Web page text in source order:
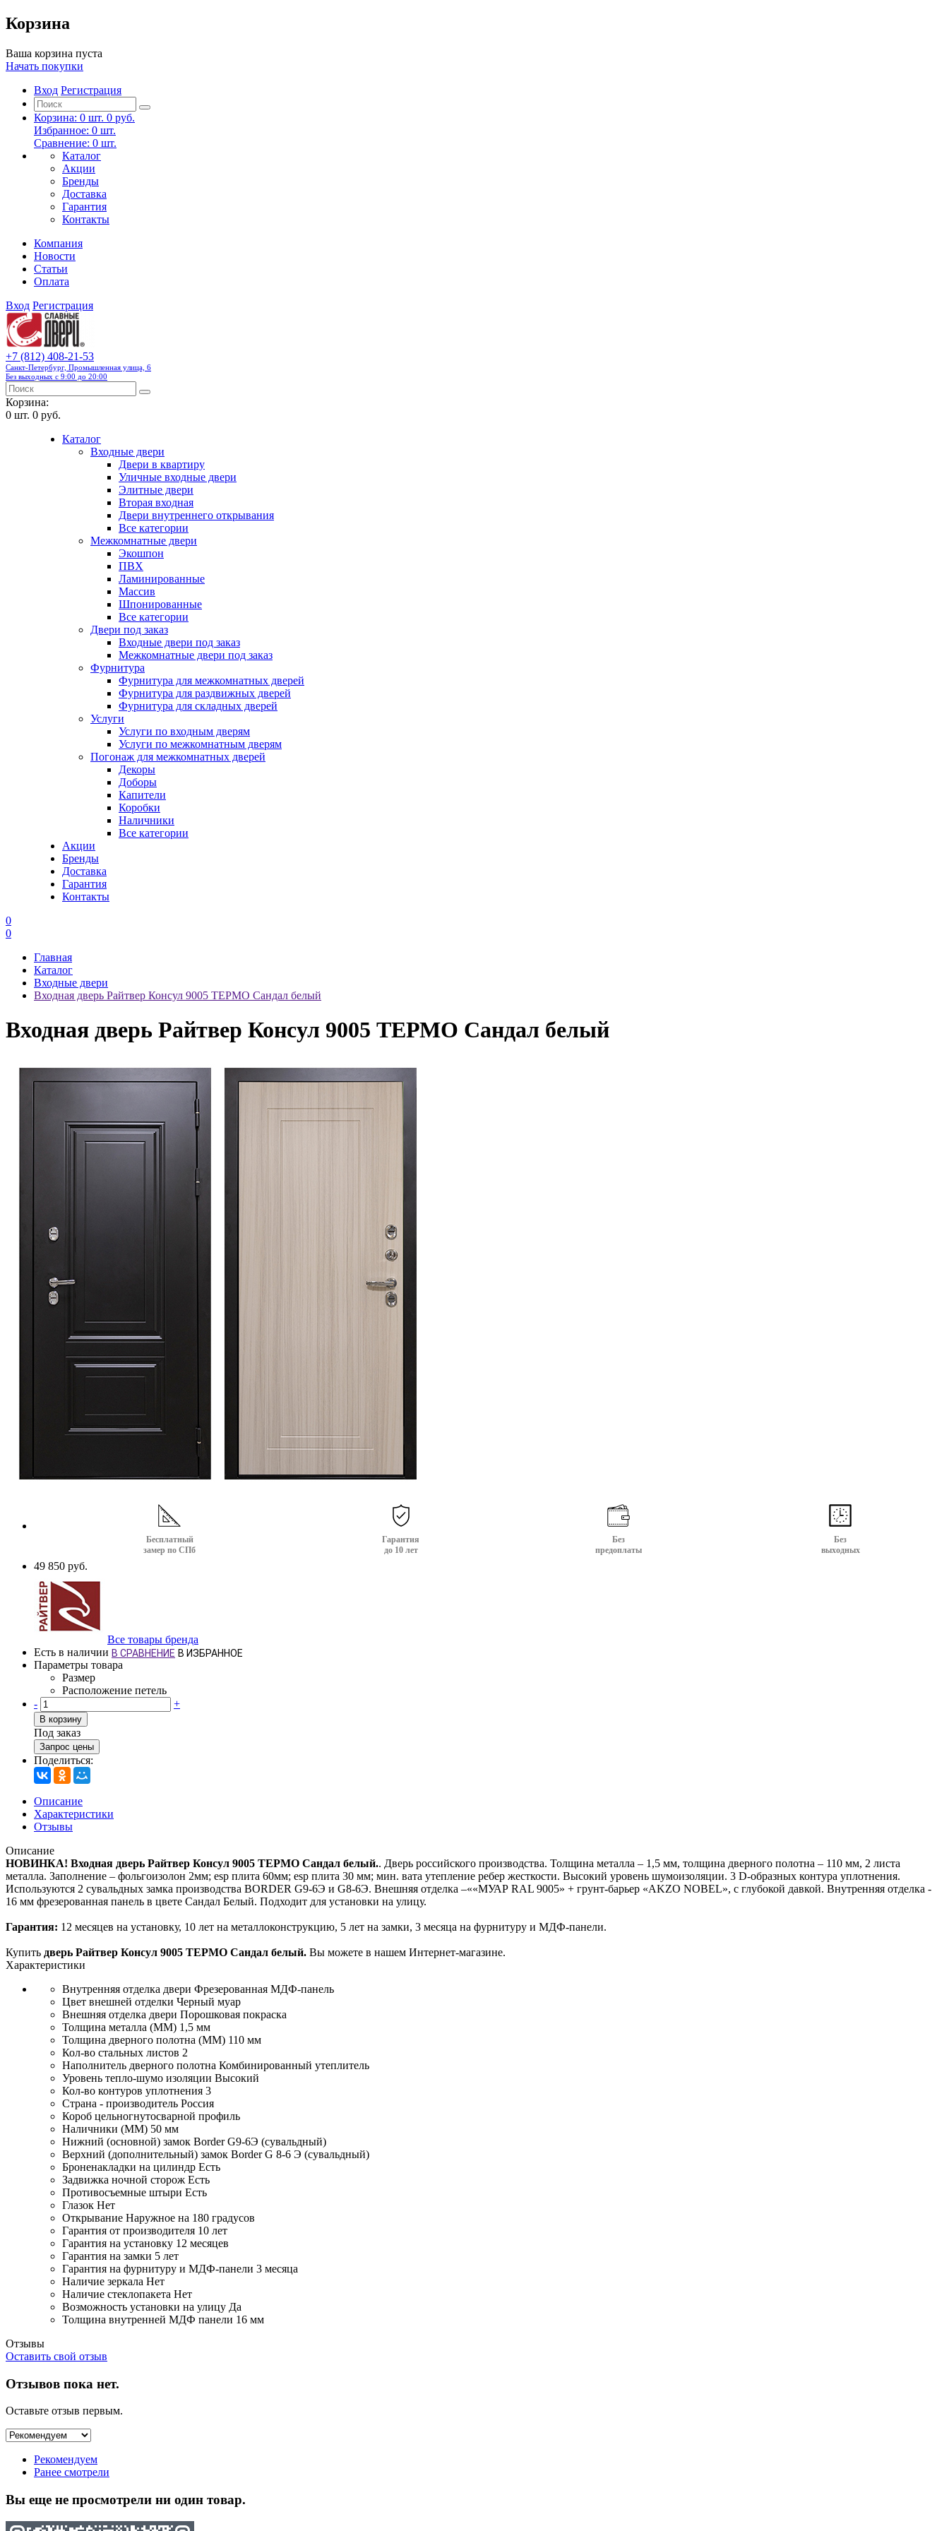
Корзина
Ваша корзина пуста
Начать покупки
Вход Регистрация
Корзина: 0 шт. 0 руб.
Избранное: 0 шт.
Сравнение: 0 шт.
Каталог
Акции
Бренды
Доставка
Гарантия
Контакты
Компания
Новости
Статьи
Оплата
Вход Регистрация
+7 (812) 408-21-53
Санкт-Петербург, Промышленная улица, 6
Без выходных с 9:00 до 20:00
Корзина:
0 шт. 0 руб.
Каталог
Входные двери
Двери в квартиру
Уличные входные двери
Элитные двери
Вторая входная
Двери внутреннего открывания
Все категории
Межкомнатные двери
Экошпон
ПВХ
Ламинированные
Массив
Шпонированные
Все категории
Двери под заказ
Входные двери под заказ
Межкомнатные двери под заказ
Фурнитура
Фурнитура для межкомнатных дверей
Фурнитура для раздвижных дверей
Фурнитура для складных дверей
Услуги
Услуги по входным дверям
Услуги по межкомнатным дверям
Погонаж для межкомнатных дверей
Декоры
Доборы
Капители
Коробки
Наличники
Все категории
Акции
Бренды
Доставка
Гарантия
Контакты
0
0
Главная
Каталог
Входные двери
Входная дверь Райтвер Консул 9005 ТЕРМО Сандал белый
Входная дверь Райтвер Консул 9005 ТЕРМО Сандал белый
Бесплатный
замер по СПб
Гарантия
до 10 лет
Без
предоплаты
Без
выходных
49 850 руб.
Все товары бренда
Есть в наличии В СРАВНЕНИЕ В ИЗБРАННОЕ
Параметры товара
Размер
Расположение петель
-
+
В корзину
Под заказ
Запрос цены
Поделиться:
Описание
Характеристики
Отзывы
Описание
НОВИНКА! Входная дверь Райтвер Консул 9005 ТЕРМО Сандал белый.. Дверь российского производства. Толщина металла – 1,5 мм, толщина дверного полотна – 110 мм, 2 листа
металла. Заполнение – фольгоизолон 2мм; esp плита 60мм; esp плита 30 мм; мин. вата утепление ребер жесткости. Высокий уровень шумоизоляции. 3 D-образных контура уплотнения.
Используются 2 сувальдных замка производства BORDER G9-6Э и G8-6Э. Внешняя отделка –««МУАР RAL 9005» + грунт-барьер «AKZO NOBEL», с глубокой давкой. Внутренняя отделка -
16 мм фрезерованная панель в цвете Сандал Белый. Подходит для установки на улицу.
Гарантия: 12 месяцев на установку, 10 лет на металлоконструкцию, 5 лет на замки, 3 месяца на фурнитуру и МДФ-панели.
Купить дверь Райтвер Консул 9005 ТЕРМО Сандал белый. Вы можете в нашем Интернет-магазине.
Характеристики
Внутренняя отделка двери Фрезерованная МДФ-панель
Цвет внешней отделки Черный муар
Внешняя отделка двери Порошковая покраска
Толщина металла (ММ) 1,5 мм
Толщина дверного полотна (ММ) 110 мм
Кол-во стальных листов 2
Наполнитель дверного полотна Комбинированный утеплитель
Уровень тепло-шумо изоляции Высокий
Кол-во контуров уплотнения 3
Страна - производитель Россия
Короб цельногнутосварной профиль
Наличники (ММ) 50 мм
Нижний (основной) замок Border G9-6Э (сувальдный)
Верхний (дополнительный) замок Border G 8-6 Э (сувальдный)
Броненакладки на цилиндр Есть
Задвижка ночной сторож Есть
Противосъемные штыри Есть
Глазок Нет
Открывание Наружное на 180 градусов
Гарантия от производителя 10 лет
Гарантия на установку 12 месяцев
Гарантия на замки 5 лет
Гарантия на фурнитуру и МДФ-панели 3 месяца
Наличие зеркала Нет
Наличие стеклопакета Нет
Возможность установки на улицу Да
Толщина внутренней МДФ панели 16 мм
Отзывы
Оставить свой отзыв
Отзывов пока нет.
Оставьте отзыв первым.
Рекомендуем
Ранее смотрели
Вы еще не просмотрели ни один товар.